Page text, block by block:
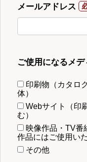
メールアドレス
ご使用になるメデ
印刷物（カタロ
体）
Webサイト（印
む）
映像作品・TV番
作品にはご使用い
その他